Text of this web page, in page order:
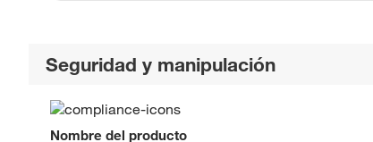
Seguridad y manipulación
Nombre del producto